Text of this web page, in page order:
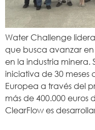
Water Challenge
que busca avanzar
en la industria minera.
iniciativa de 30
Europea a través del
más de 400.000
ClearFlow es